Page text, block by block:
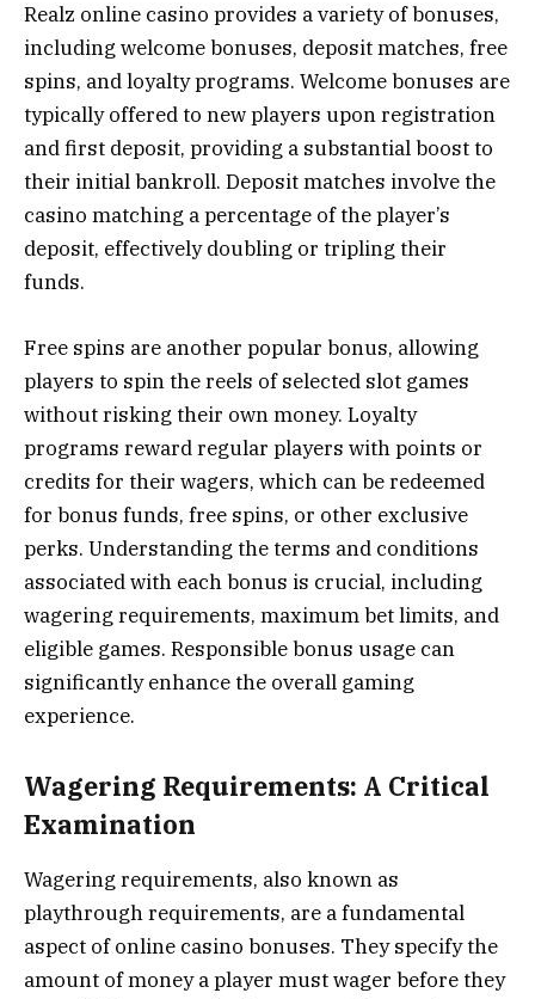
Realz online casino provides a variety of bonuses,
including welcome bonuses, deposit matches, free
spins, and loyalty programs. Welcome bonuses are
typically offered to new players upon registration
and first deposit, providing a substantial boost to
their initial bankroll. Deposit matches involve the
casino matching a percentage of the player’s
deposit, effectively doubling or tripling their
funds.
Free spins are another popular bonus, allowing
players to spin the reels of selected slot games
without risking their own money. Loyalty
programs reward regular players with points or
credits for their wagers, which can be redeemed
for bonus funds, free spins, or other exclusive
perks. Understanding the terms and conditions
associated with each bonus is crucial, including
wagering requirements, maximum bet limits, and
eligible games. Responsible bonus usage can
significantly enhance the overall gaming
experience.
Wagering Requirements: A Critical
Examination
Wagering requirements, also known as
playthrough requirements, are a fundamental
aspect of online casino bonuses. They specify the
amount of money a player must wager before they